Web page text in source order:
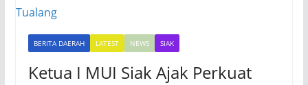
BERITA DAERAH LATEST NEWS SIAK
Ketua I MUI Siak Ajak Perkuat